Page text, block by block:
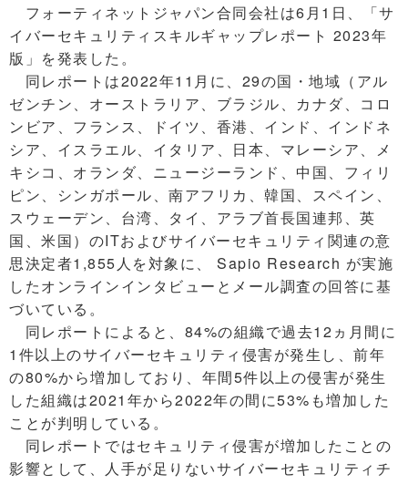
フォーティネットジャパン合同会社は6月1日、「サ
イバーセキュリティスキルギャップレポート 2023年
版」を発表した。
同レポートは2022年11月に、29の国・地域（アル
ゼンチン、オーストラリア、ブラジル、カナダ、コロ
ンビア、フランス、ドイツ、香港、インド、インドネ
シア、イスラエル、イタリア、日本、マレーシア、メ
キシコ、オランダ、ニュージーランド、中国、フィリ
ピン、シンガポール、南アフリカ、韓国、スペイン、
スウェーデン、台湾、タイ、アラブ首長国連邦、英
国、米国）のITおよびサイバーセキュリティ関連の意
思決定者1,855人を対象に、 Sapio Research が実施
したオンラインインタビューとメール調査の回答に基
づいている。
同レポートによると、84%の組織で過去12ヵ月間に
1件以上のサイバーセキュリティ侵害が発生し、前年
の80%から増加しており、年間5件以上の侵害が発生
した組織は2021年から2022年の間に53%も増加した
ことが判明している。
同レポートではセキュリティ侵害が増加したことの
影響として、人手が足りないサイバーセキュリティチ